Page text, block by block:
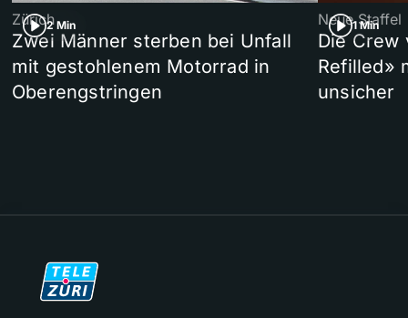
2 Min
Zürich
Zwei Männer sterben bei Unfall
mit gestohlenem Motorrad in
Oberengstringen
1 Min
Neue Staffel
Die Crew
Refilled»
unsicher